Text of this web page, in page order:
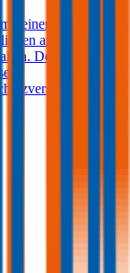
einer
an. Ein
Der Kunde